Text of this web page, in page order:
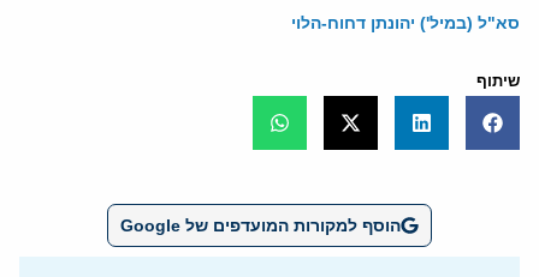
סא"ל (במיל') יהונתן דחוח-הלוי
שיתוף
הוסף למקורות המועדפים של Google